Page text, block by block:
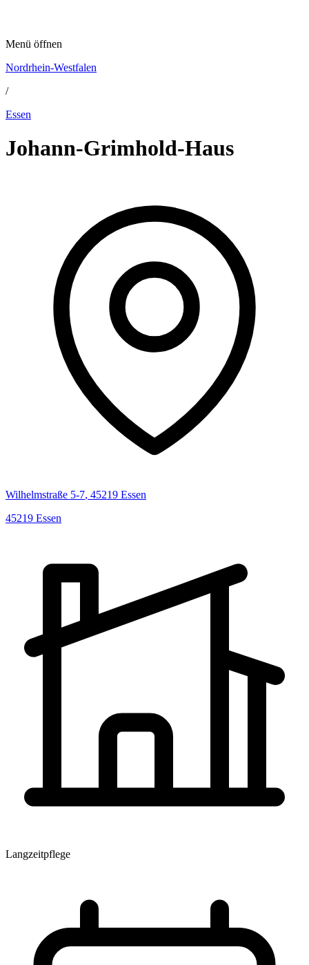
Menü öffnen
Nordrhein-Westfalen
/
Essen
Johann-Grimhold-Haus
Wilhelmstraße 5-7, 45219 Essen
45219 Essen
Langzeitpflege